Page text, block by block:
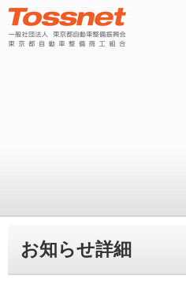
お知らせ詳細